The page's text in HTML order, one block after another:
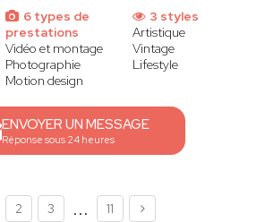
6 types de
prestations
Vidéo et montage
Photographie
Motion design
3 styles
Artistique
Vintage
Lifestyle
ENVOYER UN MESSAGE
Réponse sous 24 heures
2 3 ... 11